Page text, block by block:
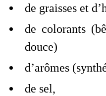
de graisses et
de colorants
douce)
d’arômes
de sel,